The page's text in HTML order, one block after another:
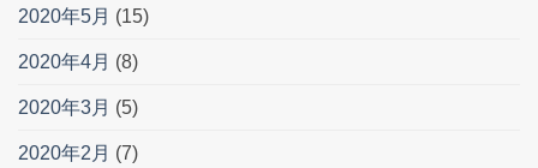
2020年5月 (15)
2020年4月 (8)
2020年3月 (5)
2020年2月 (7)